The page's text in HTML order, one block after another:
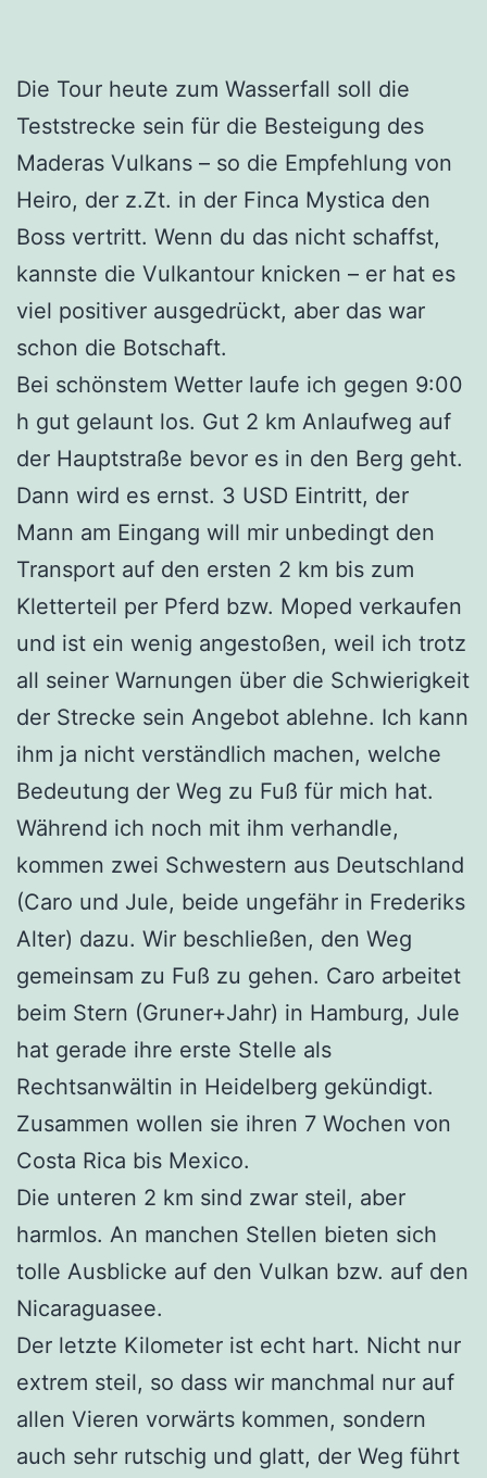
Die Tour heute zum Wasserfall soll die
Teststrecke sein für die Besteigung des
Maderas Vulkans – so die Empfehlung von
Heiro, der z.Zt. in der Finca Mystica den
Boss vertritt. Wenn du das nicht schaffst,
kannste die Vulkantour knicken – er hat es
viel positiver ausgedrückt, aber das war
schon die Botschaft.
Bei schönstem Wetter laufe ich gegen 9:00
h gut gelaunt los. Gut 2 km Anlaufweg auf
der Hauptstraße bevor es in den Berg geht.
Dann wird es ernst. 3 USD Eintritt, der
Mann am Eingang will mir unbedingt den
Transport auf den ersten 2 km bis zum
Kletterteil per Pferd bzw. Moped verkaufen
und ist ein wenig angestoßen, weil ich trotz
all seiner Warnungen über die Schwierigkeit
der Strecke sein Angebot ablehne. Ich kann
ihm ja nicht verständlich machen, welche
Bedeutung der Weg zu Fuß für mich hat.
Während ich noch mit ihm verhandle,
kommen zwei Schwestern aus Deutschland
(Caro und Jule, beide ungefähr in Frederiks
Alter) dazu. Wir beschließen, den Weg
gemeinsam zu Fuß zu gehen. Caro arbeitet
beim Stern (Gruner+Jahr) in Hamburg, Jule
hat gerade ihre erste Stelle als
Rechtsanwältin in Heidelberg gekündigt.
Zusammen wollen sie ihren 7 Wochen von
Costa Rica bis Mexico.
Die unteren 2 km sind zwar steil, aber
harmlos. An manchen Stellen bieten sich
tolle Ausblicke auf den Vulkan bzw. auf den
Nicaraguasee.
Der letzte Kilometer ist echt hart. Nicht nur
extrem steil, so dass wir manchmal nur auf
allen Vieren vorwärts kommen, sondern
auch sehr rutschig und glatt, der Weg führt